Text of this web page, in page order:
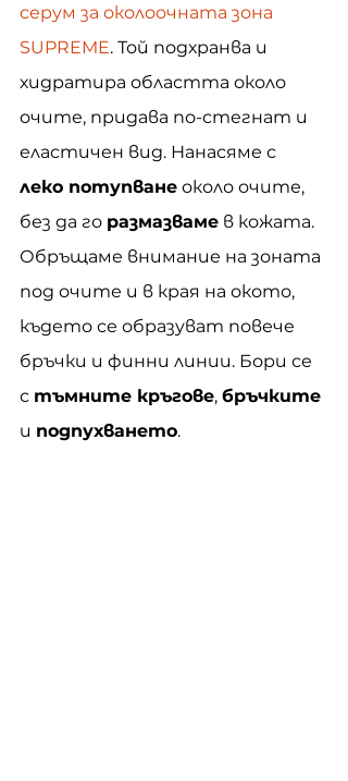
серум за околоочната зона
SUPREME. Той подхранва и
хидратира областта около
очите, придава по-стегнат и
еластичен вид. Нанасяме с
леко потупване около очите,
без да го размазваме в кожата.
Обръщаме внимание на зоната
под очите и в края на окото,
където се образуват повече
бръчки и финни линии. Бори се
с тъмните кръгове, бръчките
и подпухването.